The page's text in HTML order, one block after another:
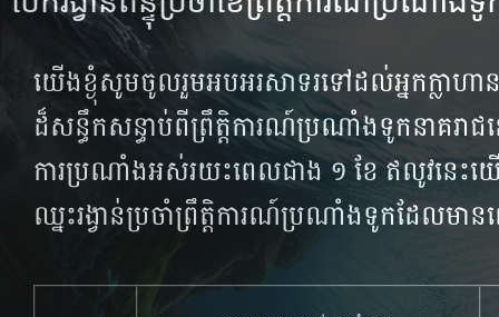
យើង​ខ្ងុំ​សូម​ចូល​រួម​អបអរ​សាទរ​ទៅ​ដល់​អ្នក​ក្លាហា
ដ៏​សន្ធឹក​សន្ធាប់​ពី​ព្រឹត្តិការណ៍​ប្រណាំងទូក​នាគរាជ​ន
ការ​ប្រណាំង​អស់​រយះ​ពេល​ជាង​ ១ ខែ​ ឥលូវ​នេះ​យ
ឈ្នះ​រង្វាន់​ប្រចាំ​ព្រឹត្តិការណ៍​ប្រណាំង​ទូក​ដែល​មា